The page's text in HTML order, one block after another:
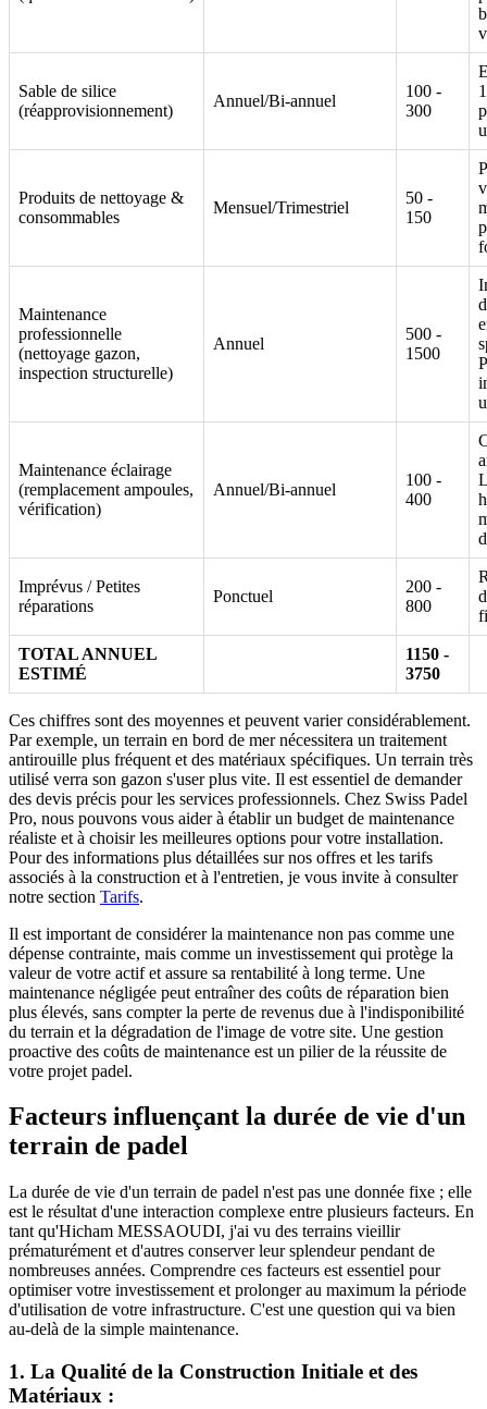
Sable de silice
(réapprovisionnement)
Annuel/Bi-annuel
100 -
300
Produits de nettoyage &
consommables
Mensuel/Trimestriel
50 -
150
Maintenance
professionnelle
(nettoyage gazon,
inspection structurelle)
Annuel
500 -
1500
Maintenance éclairage
(remplacement ampoules,
vérification)
Annuel/Bi-annuel
100 -
400
Imprévus / Petites
réparations
Ponctuel
200 -
800
TOTAL ANNUEL
ESTIMÉ
1150 -
3750
Ces chiffres sont des moyennes et peuvent varier considérablement.
Par exemple, un terrain en bord de mer nécessitera un traitement
antirouille plus fréquent et des matériaux spécifiques. Un terrain très
utilisé verra son gazon s'user plus vite. Il est essentiel de demander
des devis précis pour les services professionnels. Chez Swiss Padel
Pro, nous pouvons vous aider à établir un budget de maintenance
réaliste et à choisir les meilleures options pour votre installation.
Pour des informations plus détaillées sur nos offres et les tarifs
associés à la construction et à l'entretien, je vous invite à consulter
notre section Tarifs.
Il est important de considérer la maintenance non pas comme une
dépense contrainte, mais comme un investissement qui protège la
valeur de votre actif et assure sa rentabilité à long terme. Une
maintenance négligée peut entraîner des coûts de réparation bien
plus élevés, sans compter la perte de revenus due à l'indisponibilité
du terrain et la dégradation de l'image de votre site. Une gestion
proactive des coûts de maintenance est un pilier de la réussite de
votre projet padel.
Facteurs influençant la durée de vie d'un
terrain de padel
La durée de vie d'un terrain de padel n'est pas une donnée fixe ; elle
est le résultat d'une interaction complexe entre plusieurs facteurs. En
tant qu'Hicham MESSAOUDI, j'ai vu des terrains vieillir
prématurément et d'autres conserver leur splendeur pendant de
nombreuses années. Comprendre ces facteurs est essentiel pour
optimiser votre investissement et prolonger au maximum la période
d'utilisation de votre infrastructure. C'est une question qui va bien
au-delà de la simple maintenance.
1. La Qualité de la Construction Initiale et des
Matériaux :